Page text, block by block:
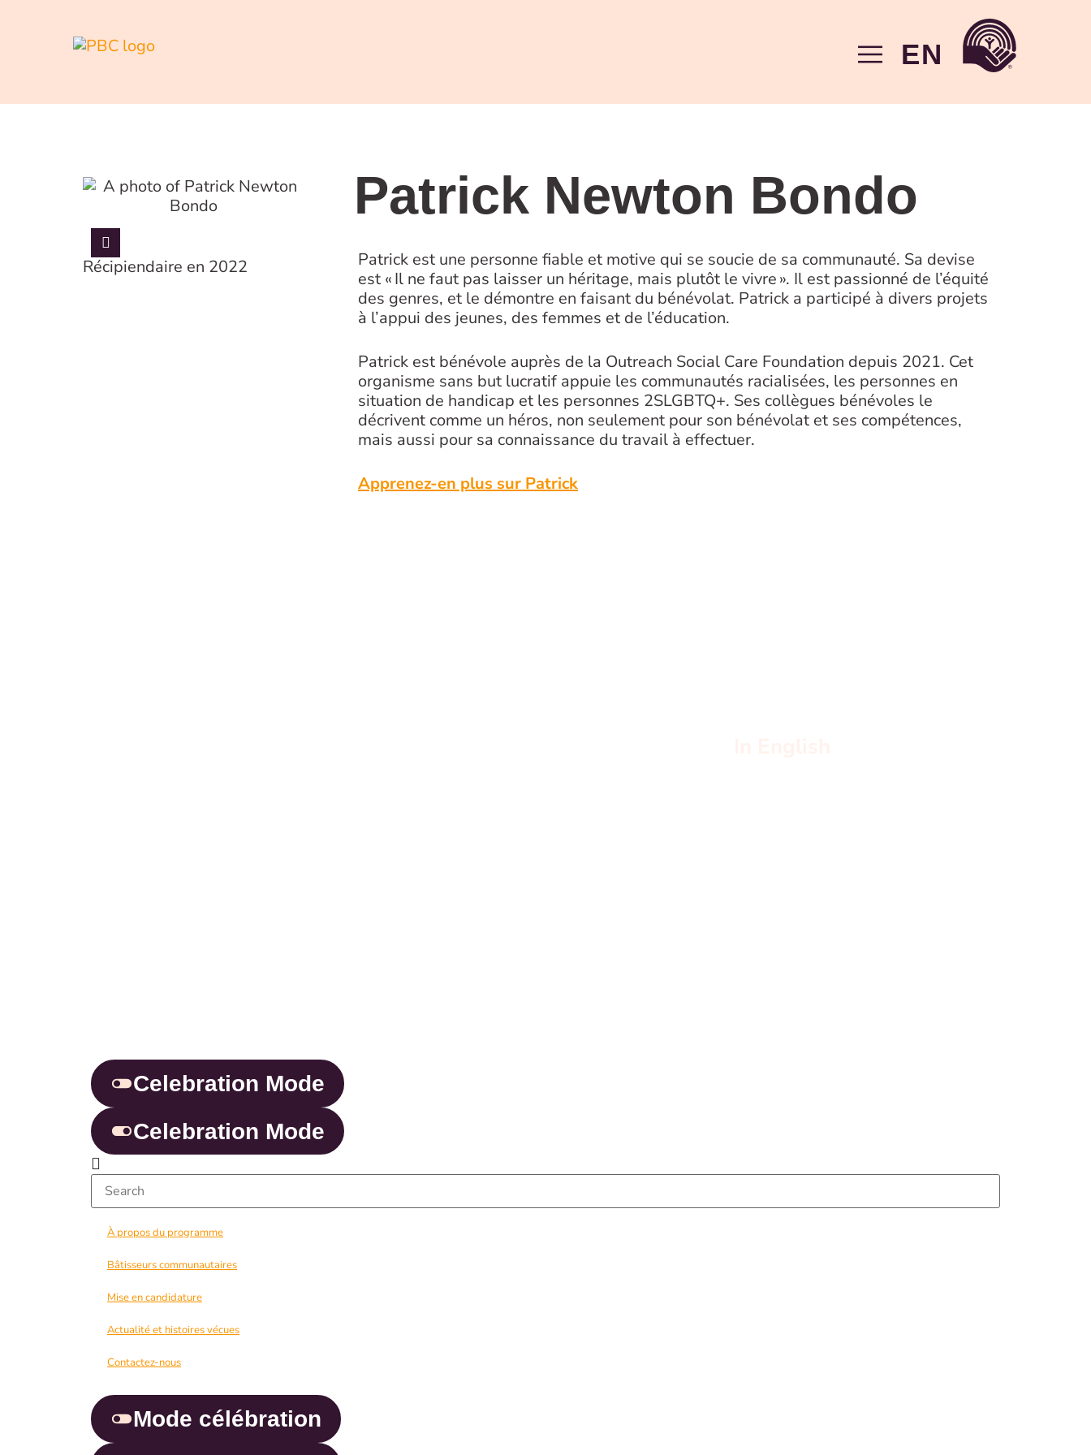
EN
Récipiendaire en 2022
Patrick Newton Bondo
Patrick est une personne fiable et motive qui se soucie de sa communauté. Sa devise
est « Il ne faut pas laisser un héritage, mais plutôt le vivre ». Il est passionné de l’équité
des genres, et le démontre en faisant du bénévolat. Patrick a participé à divers projets
à l’appui des jeunes, des femmes et de l’éducation.
Patrick est bénévole auprès de la Outreach Social Care Foundation depuis 2021. Cet
organisme sans but lucratif appuie les communautés racialisées, les personnes en
situation de handicap et les personnes 2SLGBTQ+. Ses collègues bénévoles le
décrivent comme un héros, non seulement pour son bénévolat et ses compétences,
mais aussi pour sa connaissance du travail à effectuer.
Apprenez-en plus sur Patrick
Celebration Mode
Celebration Mode
À propos du programme
Bâtisseurs communautaires
Mise en candidature
Actualité et histoires vécues
Contactez-nous
Mode célébration